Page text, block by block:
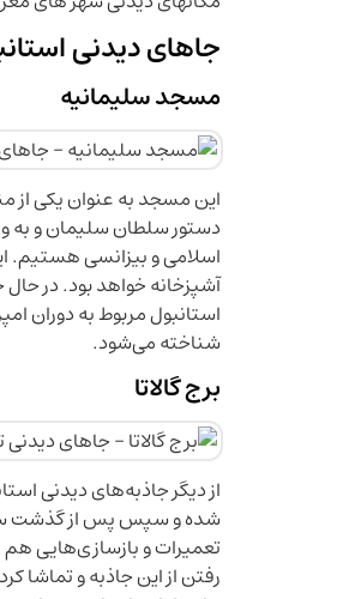
جاهای دیدنی
مسجد سلیمانیه
دستور سلطان سلیمان و به
اسلامی و بیزانسی هستیم.
آشپزخانه خواهد بود. در
استانبول مربوط به دوران
شناخته می‌شود.
برج گالاتا
از دیگر جاذبه‌های دیدنی
شده و سپس پس از گذشت
رفتن از این جاذبه و تماشا